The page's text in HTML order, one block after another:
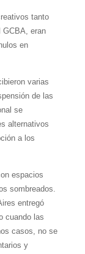
tanto
GCBA, eran
en
varias
de las
se
alternativos
a los
espacios
sombreados.
entregó
cuando las
casos, no se
y